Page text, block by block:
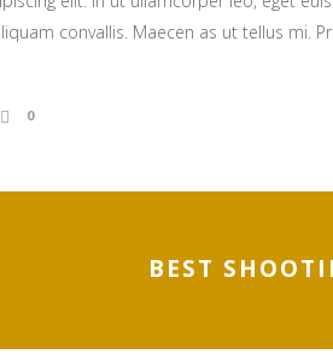
convallis. Maecen as ut tellus mi.
0
BEST